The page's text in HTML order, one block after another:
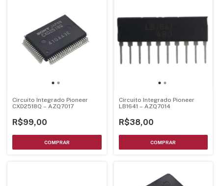
Circuito Integrado Pioneer
CXD2518Q – AZQ7017
R$99,00
Circuito Integrado Pioneer
LB1641 – AZQ7014
R$38,00